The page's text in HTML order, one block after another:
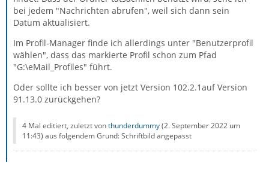
bei jedem "Nachrichten abrufen", weil sich dann sein
Datum aktualisiert.
Im Profil-Manager finde ich allerdings unter "Benutzerprofil
wählen", dass das markierte Profil schon zum Pfad
"G:\eMail_Profiles" führt.
Oder sollte ich besser von jetzt Version 102.2.1auf Version
91.13.0 zurückgehen?
4 Mal editiert, zuletzt vonthunderdummy(2. September 2022 um
11:43) aus folgendem Grund: Schriftbild angepasst